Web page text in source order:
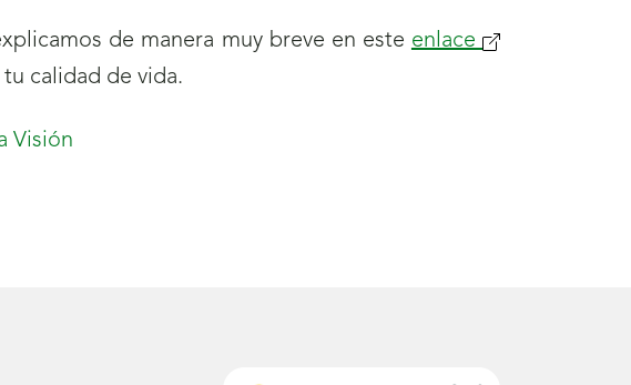
de manera muy breve en este enlace(se
calidad de vida.